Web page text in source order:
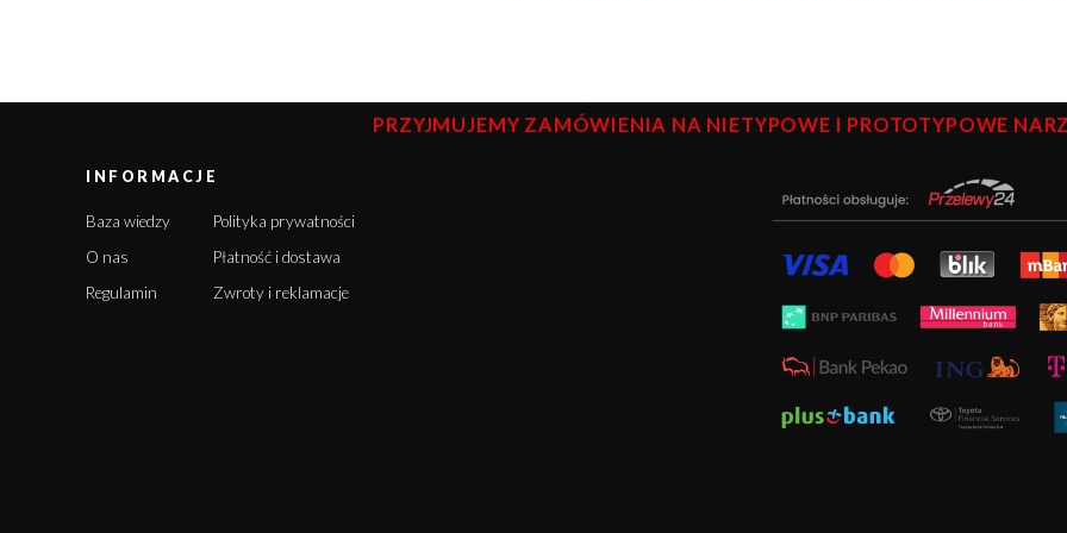
PRZYJMUJEMY ZAMÓWIENIA NA NIETYPOWE I PROTOTYPOWE
INFORMACJE
Baza wiedzy
O nas
Regulamin
Polityka prywatności
Płatność i dostawa
Zwroty i reklamacje